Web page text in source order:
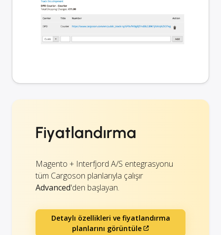
Fiyatlandırma
Magento + Interfjord A/S entegrasyonu
tüm Cargoson planlarıyla çalışır
Advanced'den başlayan.
Detaylı özellikleri ve fiyatlandırma
planlarını görüntüle